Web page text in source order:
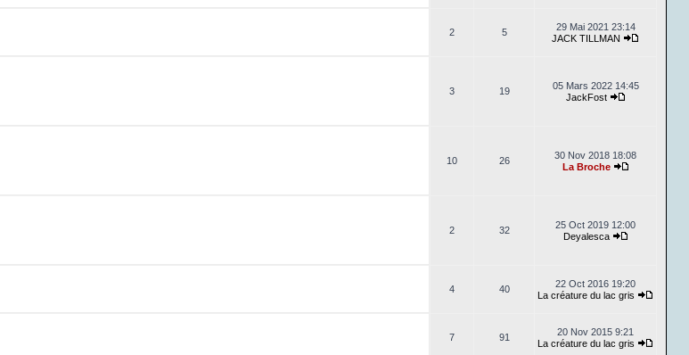
2 5
29 Mai 2021 23:14
JACK TILLMAN
3 19
05 Mars 2022 14:45
JackFost
10 26
30 Nov 2018 18:08
La Broche
2 32
25 Oct 2019 12:00
Deyalesca
4 40
22 Oct 2016 19:20
La créature du lac gris
7 91
20 Nov 2015 9:21
La créature du lac gris